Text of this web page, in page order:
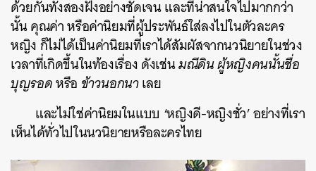
ด้วยกันทั้งสองฝั่งอย่างชัดเจน และที่น่าสนใจไปมากกว่า
นั้น คุณค่า หรือค่านิยมที่ผู้ประพันธ์ใส่ลงไปในตัวละคร
หญิง ก็ไม่ได้เป็นค่านิยมที่เราได้สัมผัสจากนวนิยายในช่วง
เวลาที่เกิดขึ้นในท้องเรื่อง ดังเช่นมณีดินผู้หญิงคนนั้นชื่อ
บุญรอดหรือ ข้าวนอกนาเลย
และไม่ใช่ค่านิยมในแบบ ‘หญิงดี-หญิงชั่ว’ อย่างที่เรา
เห็นได้ทั่วไปในนวนิยายหรือละครไทย